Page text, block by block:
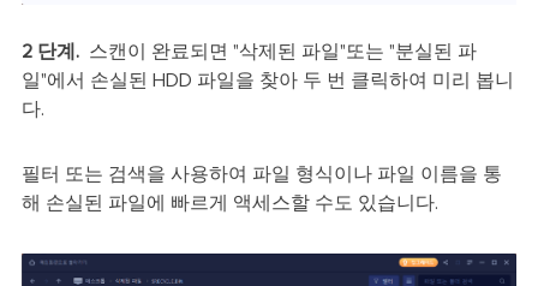
2 단계. 스캔이 완료되면 "삭제된 파일"또는 "분실된 파
일"에서 손실된 HDD 파일을 찾아 두 번 클릭하여 미리 봅니
다.
필터 또는 검색을 사용하여 파일 형식이나 파일 이름을 통
해 손실된 파일에 빠르게 액세스할 수도 있습니다.